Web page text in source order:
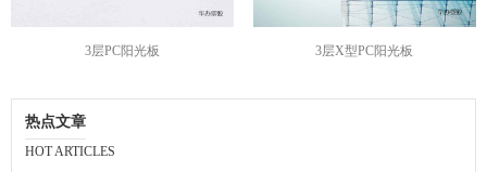
3层PC阳光板 3层X型PC阳光板
热点文章
HOT ARTICLES